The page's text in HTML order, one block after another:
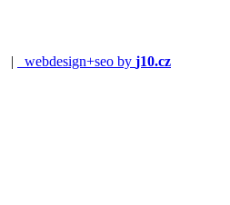
| webdesign+seo by j10.cz